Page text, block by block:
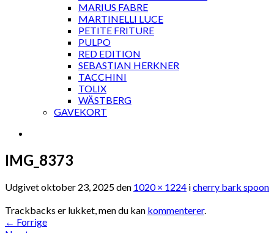
MARIUS FABRE
MARTINELLI LUCE
PETITE FRITURE
PULPO
RED EDITION
SEBASTIAN HERKNER
TACCHINI
TOLIX
WÄSTBERG
GAVEKORT
IMG_8373
Udgivetoktober 23, 2025den 1020 × 1224 icherry bark spoon
Trackbacks er lukket, men du kan kommenterer.
← Forrige